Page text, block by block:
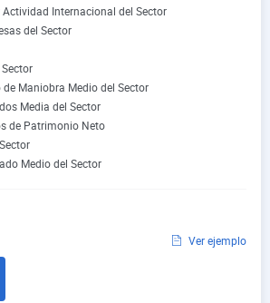
Internacional del Sector
del Sector
Maniobra Medio del Sector
Media del Sector
de Patrimonio Neto
Medio del Sector
Ver ejemplo